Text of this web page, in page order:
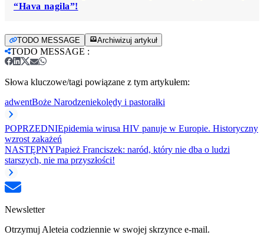
“Hava nagila”!
TODO MESSAGE Archiwizuj artykuł
TODO MESSAGE :
Słowa kluczowe/tagi powiązane z tym artykułem:
adwentBoże Narodzeniekolędy i pastorałki
POPRZEDNIEpidemia wirusa HIV panuje w Europie. Historyczny
wzrost zakażeń
NASTĘPNYPapież Franciszek: naród, który nie dba o ludzi
starszych, nie ma przyszłości!
Newsletter
Otrzymuj Aleteia codziennie w swojej skrzynce e-mail.